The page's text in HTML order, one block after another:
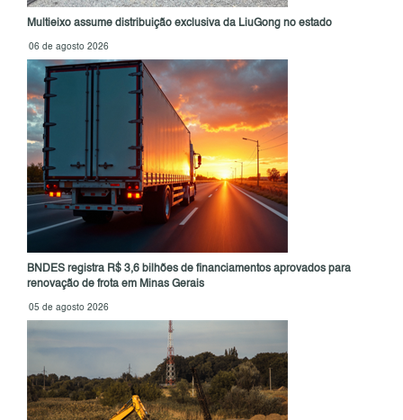
Multieixo assume distribuição exclusiva da LiuGong no estado
06 de agosto 2026
BNDES registra R$ 3,6 bilhões de financiamentos aprovados para
renovação de frota em Minas Gerais
05 de agosto 2026